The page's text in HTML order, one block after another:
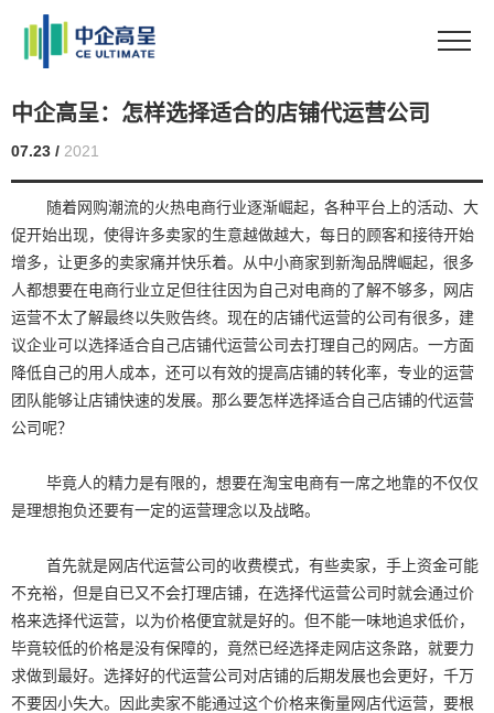
中企高呈：怎样选择适合的店铺代运营公司
07.23 / 2021
随着网购潮流的火热电商行业逐渐崛起，各种平台上的活动、大
促开始出现，使得许多卖家的生意越做越大，每日的顾客和接待开始
增多，让更多的卖家痛并快乐着。从中小商家到新淘品牌崛起，很多
人都想要在电商行业立足但往往因为自己对电商的了解不够多，网店
运营不太了解最终以失败告终。现在的店铺代运营的公司有很多，建
议企业可以选择适合自己店铺代运营公司去打理自己的网店。一方面
降低自己的用人成本，还可以有效的提高店铺的转化率，专业的运营
团队能够让店铺快速的发展。那么要怎样选择适合自己店铺的代运营
公司呢？
毕竟人的精力是有限的，想要在淘宝电商有一席之地靠的不仅仅
是理想抱负还要有一定的运营理念以及战略。
首先就是网店代运营公司的收费模式，有些卖家，手上资金可能
不充裕，但是自已又不会打理店铺，在选择代运营公司时就会通过价
格来选择代运营，以为价格便宜就是好的。但不能一味地追求低价，
毕竟较低的价格是没有保障的，竟然已经选择走网店这条路，就要力
求做到最好。选择好的代运营公司对店铺的后期发展也会更好，千万
不要因小失大。因此卖家不能通过这个价格来衡量网店代运营，要根